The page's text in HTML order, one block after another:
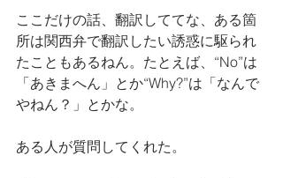
ここだけの話、翻訳しててな、ある箇
所は関西弁で翻訳したい誘惑に駆られ
たこともあるねん。たとえば、“No”は
「あきまへん」とか“Why?”は「なんで
やねん？」とかな。
ある人が質問してくれた。